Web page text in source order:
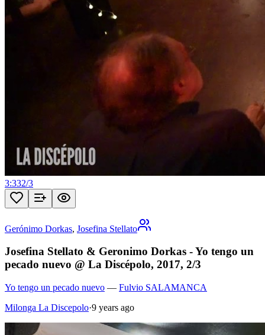
3:332/3
Gerónimo Dorkas, Josefina Stellato
Josefina Stellato & Geronimo Dorkas - Yo tengo un
pecado nuevo @ La Discépolo, 2017, 2/3
Yo tengo un pecado nuevo — Fulvio SALAMANCA
Milonga La Discepolo·9 years ago